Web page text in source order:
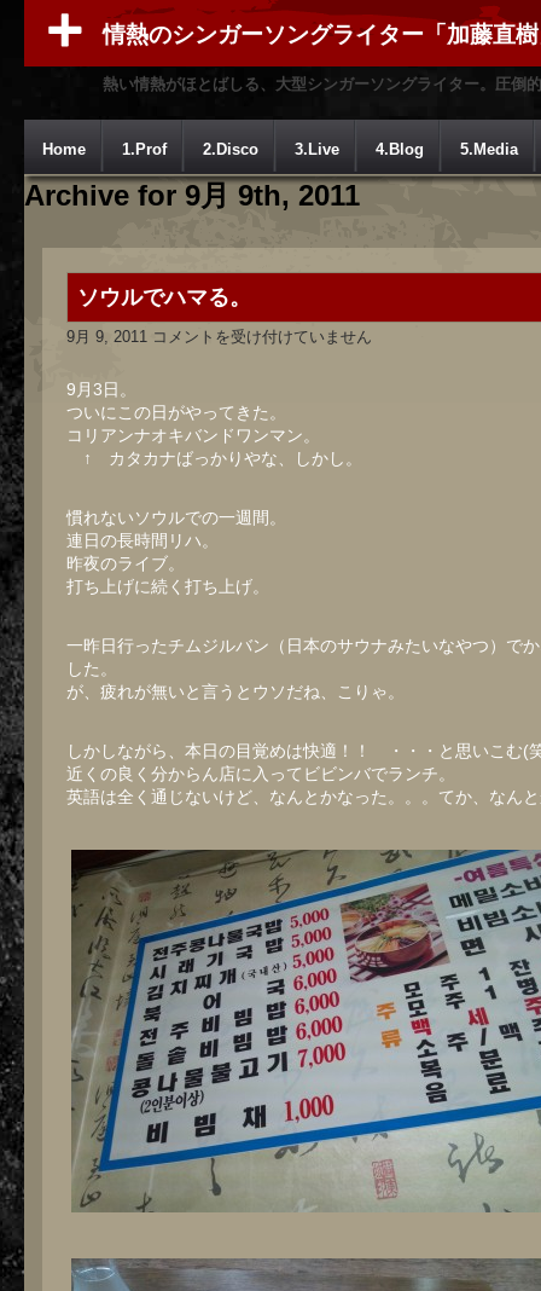
情熱のシンガーソングライター「加藤直
熱い情熱がほとばしる、大型シンガーソングライター。圧倒
Home 1.Prof 2.Disco 3.Live 4.Blog 5.Media
Archive for 9月 9th, 2011
ソウルでハマる。
9月 9, 2011 ソ
マ
る。
コメントを受け付けていません
9月3日。
ついにこの日がやってきた。
コリアンナオキバンドワンマン。
↑ カタカナばっかりやな、しかし。
慣れないソウルでの一週間。
連日の長時間リハ。
昨夜のライブ。
打ち上げに続く打ち上げ。
一昨日行ったチムジルバン（日本のサウナみたいなやつ）で
した。
が、疲れが無いと言うとウソだね、こりゃ。
しかしながら、本日の目覚めは快適！！ ・・・と思いこむ(
近くの良く分からん店に入ってビビンバでランチ。
英語は全く通じないけど、なんとかなった。。。てか、なん